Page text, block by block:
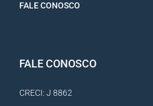
FALE CONOSCO
FALE CONOSCO
CRECI: J 8862